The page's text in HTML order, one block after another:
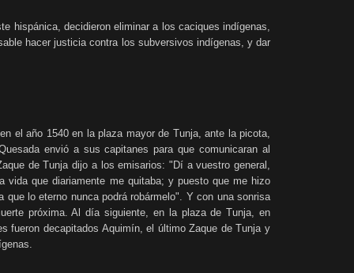
hispánica, decidieron eliminar a los caciques indígenas,
hacer justicia contra los subversivos indígenas, y dar
el año 1540 en la plaza mayor de Tunja, ante la picota,
envió a sus capitanes para que comunicaran al
de Tunja dijo a los emisarios: "Dí a vuestro general,
vida que diariamente me quitaba; y puesto que me hizo
lo eterno nunca podrá robármelo". Y con una sonrisa
próxima. Al día siguiente, en la plaza de Tunja, en
fueron decapitados Aquimín, el último Zaque de Tunja y